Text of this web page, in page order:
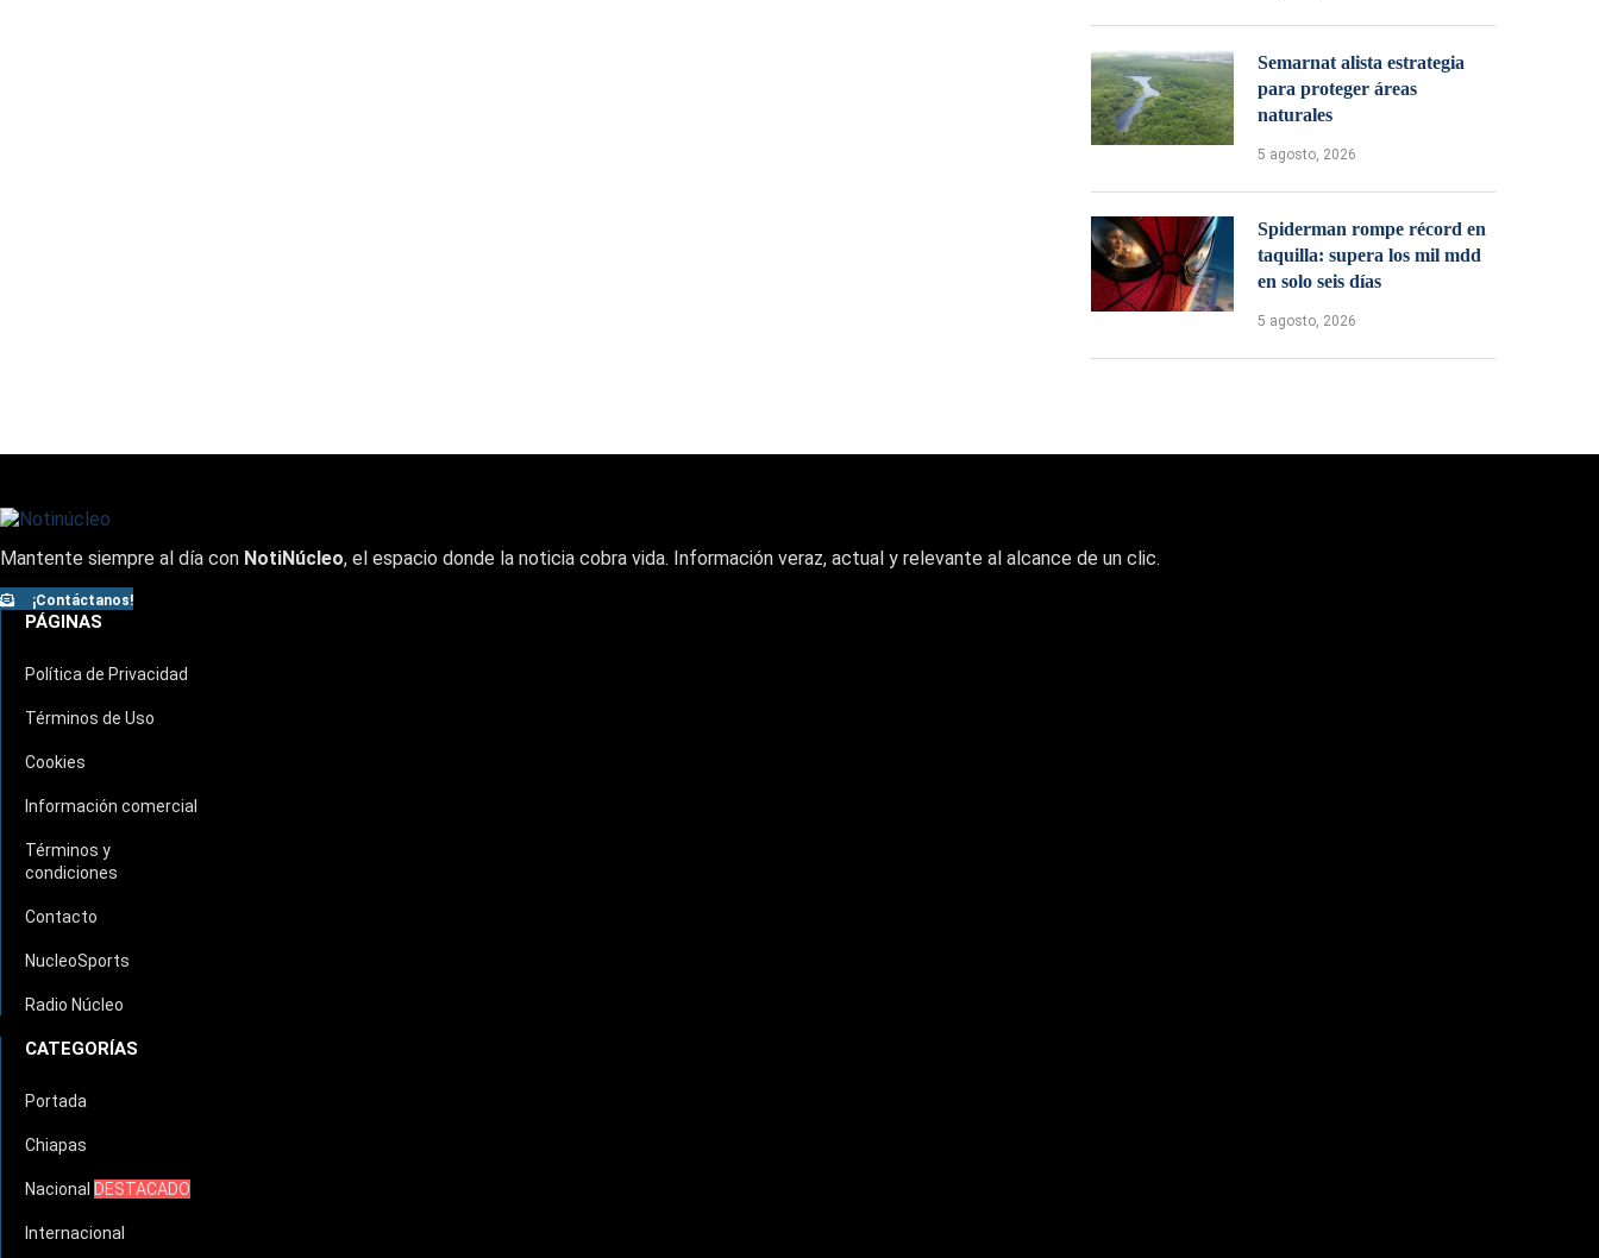
Semarnat alista estrategia
para proteger áreas
naturales
5 agosto, 2026
Spiderman rompe récord en
taquilla: supera los mil mdd
en solo seis días
5 agosto, 2026
Mantente siempre al día con NotiNúcleo, el espacio donde la noticia cobra vida. Información veraz, actual y relevante al alcance de un clic.
¡Contáctanos!
PÁGINAS
Política de Privacidad
Términos de Uso
Cookies
Información comercial
Términos y
condiciones
Contacto
NucleoSports
Radio Núcleo
CATEGORÍAS
Portada
Chiapas
Nacional DESTACADO
Internacional